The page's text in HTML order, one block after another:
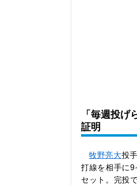
「毎週投
証明
牧野亮大投
打線を相手に9
セット。完投